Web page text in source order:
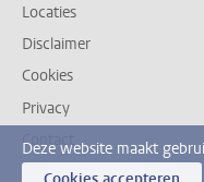
Locaties
Disclaimer
Cookies
Privacy
Contact
Deze website maakt